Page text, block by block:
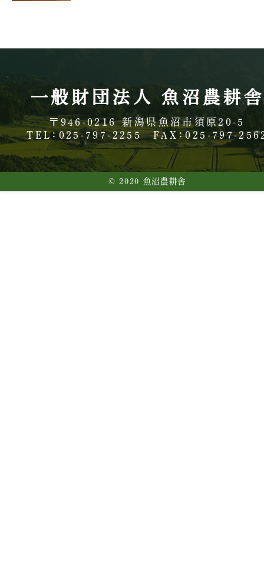
一般財団法人 魚沼農耕舎
〒946-0216 新潟県魚沼市須原20-5
TEL：025-797-2255
FAX：025-797-
© 2020 魚沼農耕舎